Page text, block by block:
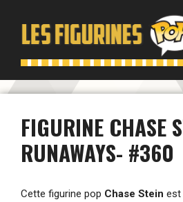
contenu
FIGURINE CHASE
RUNAWAYS- #360
Cette figurine pop Chase Stein est